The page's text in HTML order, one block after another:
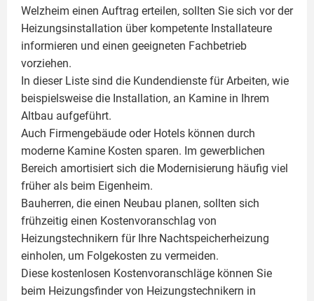
Welzheim einen Auftrag erteilen, sollten Sie sich vor der
Heizungsinstallation über kompetente Installateure
informieren und einen geeigneten Fachbetrieb
vorziehen.
In dieser Liste sind die Kundendienste für Arbeiten, wie
beispielsweise die Installation, an Kamine in Ihrem
Altbau aufgeführt.
Auch Firmengebäude oder Hotels können durch
moderne Kamine Kosten sparen. Im gewerblichen
Bereich amortisiert sich die Modernisierung häufig viel
früher als beim Eigenheim.
Bauherren, die einen Neubau planen, sollten sich
frühzeitig einen Kostenvoranschlag von
Heizungstechnikern für Ihre Nachtspeicherheizung
einholen, um Folgekosten zu vermeiden.
Diese kostenlosen Kostenvoranschläge können Sie
beim Heizungsfinder von Heizungstechnikern in